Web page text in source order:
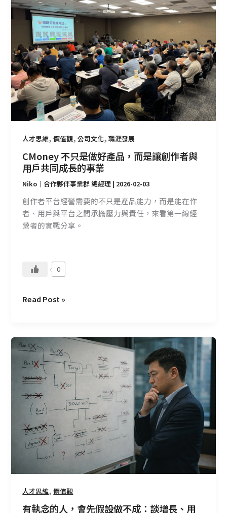
人才思維,價值觀,公司文化,職涯發展
CMoney 不只是做好產品，而是讓創作者與
用戶共同成長的事業
Niko｜合作夥伴事業群 總經理 | 2026-02-03
創作者平台經營需要的不只是產品能力，而是能在作
者、用戶與平台之間承擔壓力與責任，來看第一線經
營者的實戰分享。
0
不
好
產
品，
而
是
讓
作
者
與
用
戶
共
同
成
Read Post »
人才思維,價值觀
有執念的人，會先假設做不成：談增長、用
有
執
念
的
人，
假
設
做
成：
談